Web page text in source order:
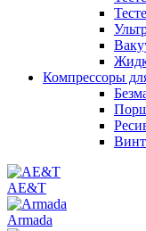
Компрессоры
AE&T
Armada